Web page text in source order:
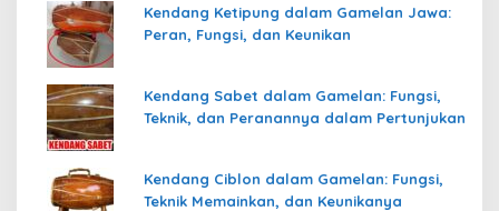
Kendang Ketipung dalam Gamelan Jawa:
Peran, Fungsi, dan Keunikan
Kendang Sabet dalam Gamelan: Fungsi,
Teknik, dan Peranannya dalam Pertunjukan
Kendang Ciblon dalam Gamelan: Fungsi,
Teknik Memainkan, dan Keunikanya